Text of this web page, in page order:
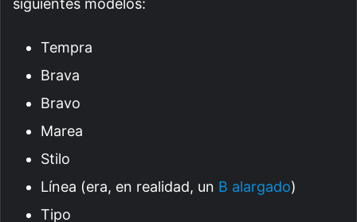
siguientes modelos:
Tempra
Brava
Bravo
Marea
Stilo
Línea (era, en realidad, un B alargado)
Tipo